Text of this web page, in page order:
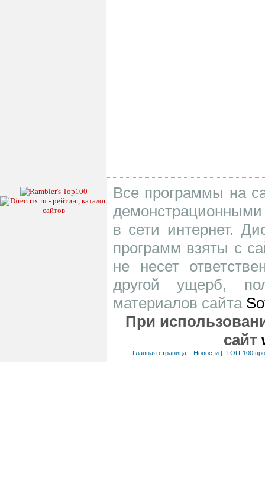
Все программы на
в сети интернет.
программ взяты с
не несет
другой ущерб,
материалов сайта
При
сайт
Главная страница| Новости| ТОП-100